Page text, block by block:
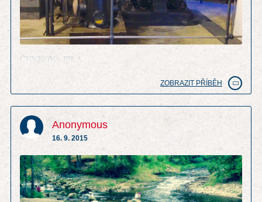
ČENKOVA PILA
ZOBRAZIT PŘÍBĚH
Anonymous
16. 9. 2015